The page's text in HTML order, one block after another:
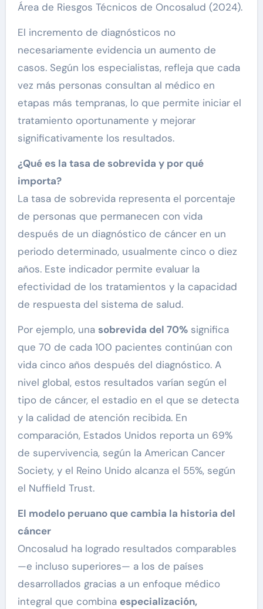
Área de Riesgos Técnicos de Oncosalud (2024).
El incremento de diagnósticos no
necesariamente evidencia un aumento de
casos. Según los especialistas, refleja que cada
vez más personas consultan al médico en
etapas más tempranas, lo que permite iniciar el
tratamiento oportunamente y mejorar
significativamente los resultados.
¿Qué es la tasa de sobrevida y por qué
importa?
La tasa de sobrevida representa el porcentaje
de personas que permanecen con vida
después de un diagnóstico de cáncer en un
periodo determinado, usualmente cinco o diez
años. Este indicador permite evaluar la
efectividad de los tratamientos y la capacidad
de respuesta del sistema de salud.
Por ejemplo, una sobrevida del 70%significa
que 70 de cada 100 pacientes continúan con
vida cinco años después del diagnóstico. A
nivel global, estos resultados varían según el
tipo de cáncer, el estadio en el que se detecta
y la calidad de atención recibida. En
comparación, Estados Unidos reporta un 69%
de supervivencia, según la American Cancer
Society, y el Reino Unido alcanza el 55%, según
el Nuffield Trust.
El modelo peruano que cambia la historia del
cáncer
Oncosalud ha logrado resultados comparables
—e incluso superiores— a los de países
desarrollados gracias a un enfoque médico
integral que combina especialización,